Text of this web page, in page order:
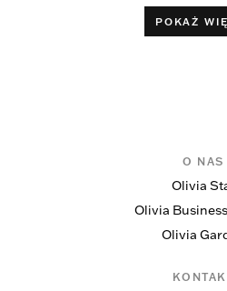
POKAŻ
O NAS
Olivia
Olivia
Olivia